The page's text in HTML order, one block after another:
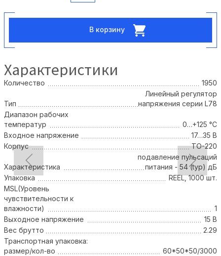
В корзину
Характеристики
Количество 1950
Тип
Линейный регулятор
напряжения серии L78
Диапазон рабочих
температур
0…+125 °С
Входное напряжение
17…35 В
Корпус
TO-220
Характеристика
подавление пульсаций
питания - 54 (typ) дБ
Упаковка
REEL, 1000 шт.
MSL(Уровень
чувствительности к
влажности)
1
Выходное напряжение
15 В
Вес брутто
2.29
Транспортная упаковка:
размер/кол-во
60*50*50/3000